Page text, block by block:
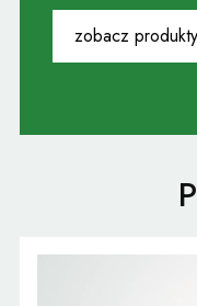
poliwęglanowych płyt
wytrzymała, że z
gradobiciem. To
zobacz produkty